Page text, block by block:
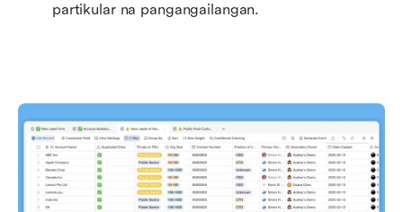
partikular na pangangailangan.